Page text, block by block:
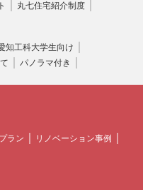
丸七住宅紹介制度
知工科大学生向け
パノラマ付き
ラン
リノベーション事例